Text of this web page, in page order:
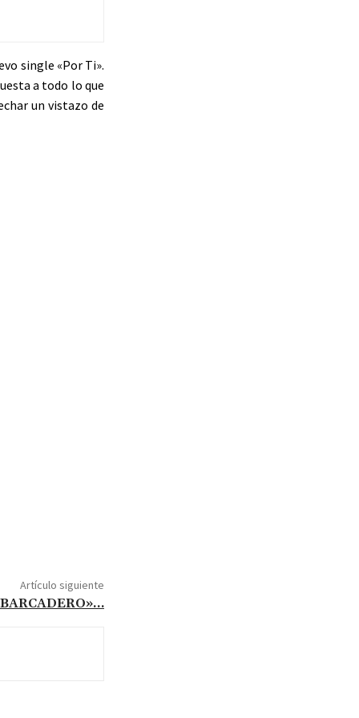
single «Por Ti».
a todo lo que
un vistazo de
Artículo siguiente